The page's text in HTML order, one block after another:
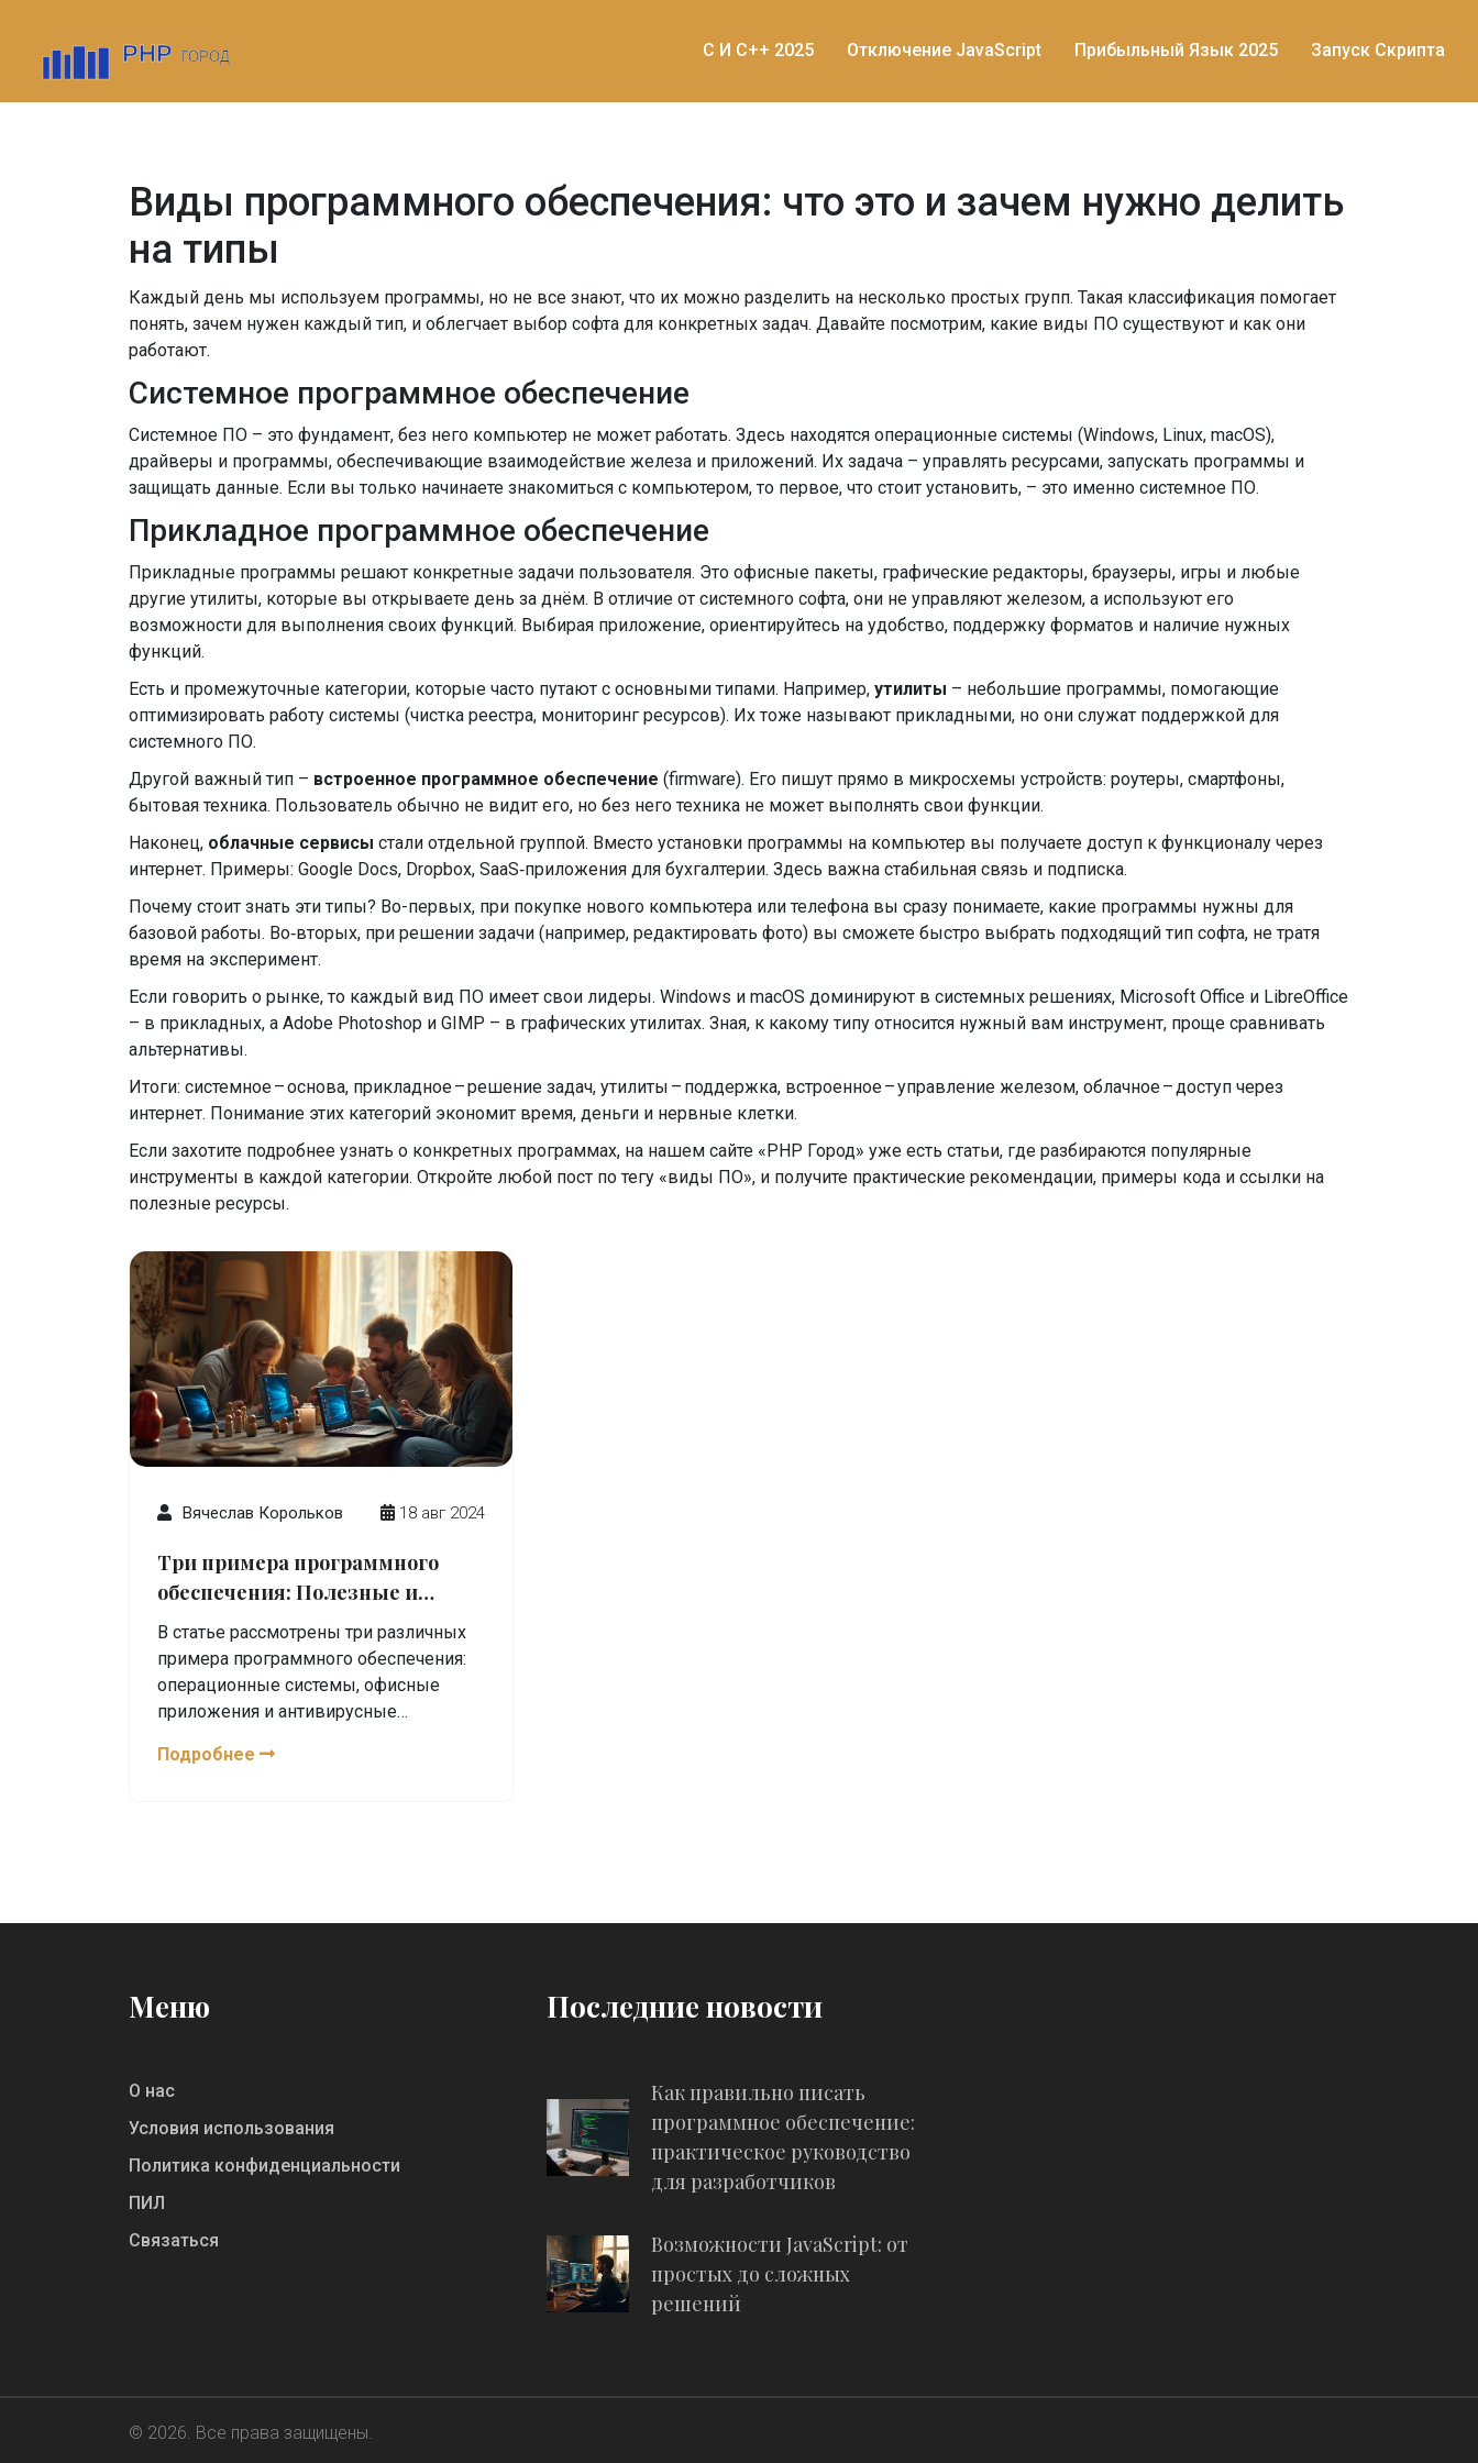
C И C++ 2025 Отключение JavaScript Прибыльный Язык 2025 Запуск Скрипта
Виды программного обеспечения: что это и зачем нужно делить
на типы
Каждый день мы используем программы, но не все знают, что их можно разделить на несколько простых групп. Такая классификация помогает
понять, зачем нужен каждый тип, и облегчает выбор софта для конкретных задач. Давайте посмотрим, какие виды ПО существуют и как они
работают.
Системное программное обеспечение
Системное ПО – это фундамент, без него компьютер не может работать. Здесь находятся операционные системы (Windows, Linux, macOS),
драйверы и программы, обеспечивающие взаимодействие железа и приложений. Их задача – управлять ресурсами, запускать программы и
защищать данные. Если вы только начинаете знакомиться с компьютером, то первое, что стоит установить, – это именно системное ПО.
Прикладное программное обеспечение
Прикладные программы решают конкретные задачи пользователя. Это офисные пакеты, графические редакторы, браузеры, игры и любые
другие утилиты, которые вы открываете день за днём. В отличие от системного софта, они не управляют железом, а используют его
возможности для выполнения своих функций. Выбирая приложение, ориентируйтесь на удобство, поддержку форматов и наличие нужных
функций.
Есть и промежуточные категории, которые часто путают с основными типами. Например, утилиты – небольшие программы, помогающие
оптимизировать работу системы (чистка реестра, мониторинг ресурсов). Их тоже называют прикладными, но они служат поддержкой для
системного ПО.
Другой важный тип – встроенное программное обеспечение (firmware). Его пишут прямо в микросхемы устройств: роутеры, смартфоны,
бытовая техника. Пользователь обычно не видит его, но без него техника не может выполнять свои функции.
Наконец, облачные сервисы стали отдельной группой. Вместо установки программы на компьютер вы получаете доступ к функционалу через
интернет. Примеры: Google Docs, Dropbox, SaaS‑приложения для бухгалтерии. Здесь важна стабильная связь и подписка.
Почему стоит знать эти типы? Во-первых, при покупке нового компьютера или телефона вы сразу понимаете, какие программы нужны для
базовой работы. Во‑вторых, при решении задачи (например, редактировать фото) вы сможете быстро выбрать подходящий тип софта, не тратя
время на эксперимент.
Если говорить о рынке, то каждый вид ПО имеет свои лидеры. Windows и macOS доминируют в системных решениях, Microsoft Office и LibreOffice
– в прикладных, а Adobe Photoshop и GIMP – в графических утилитах. Зная, к какому типу относится нужный вам инструмент, проще сравнивать
альтернативы.
Итоги: системное – основа, прикладное – решение задач, утилиты – поддержка, встроенное – управление железом, облачное – доступ через
интернет. Понимание этих категорий экономит время, деньги и нервные клетки.
Если захотите подробнее узнать о конкретных программах, на нашем сайте «PHP Город» уже есть статьи, где разбираются популярные
инструменты в каждой категории. Откройте любой пост по тегу «виды ПО», и получите практические рекомендации, примеры кода и ссылки на
полезные ресурсы.
Вячеслав Корольков 18 авг 2024
Три примера программного
обеспечения: Полезные и
интересные факты
В статье рассмотрены три различных
примера программного обеспечения:
операционные системы, офисные
приложения и антивирусные
из них функционирует и чем полезно
программного обеспечения для
Подробнее
Меню
О нас
Условия использования
Политика конфиденциальности
ПИЛ
Связаться
Последние новости
Как правильно писать
программное обеспечение:
практическое руководство
для разработчиков
Возможности JavaScript: от
простых до сложных
решений
© 2026. Все права защищены.